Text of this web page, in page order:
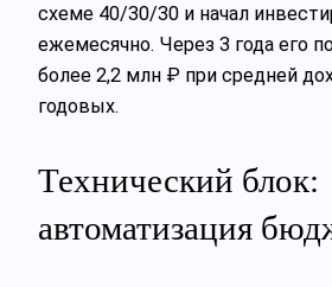
схеме 40/30/30 и начал
ежемесячно. Через 3 года его
более 2,2 млн ₽ при средней
годовых.
Технический блок:
автоматизация